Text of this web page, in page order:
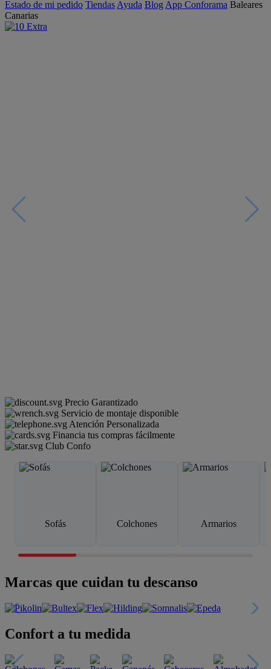
Estado de mi pedido Tiendas Ayuda Blog App Conforama Baleares
Canarias
Precio Garantizado
Servicio de montaje disponible
Atención Personalizada
Financia tus compras fácilmente
Club Confo
Sofás Colchones Armarios
Marcas que cuidan tu descanso
Confort a tu medida